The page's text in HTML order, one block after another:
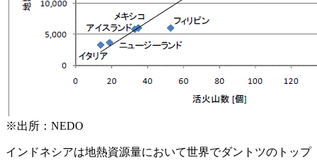
※出所：NEDO
インドネシアは地熱資源量において世界でダントツのトップ